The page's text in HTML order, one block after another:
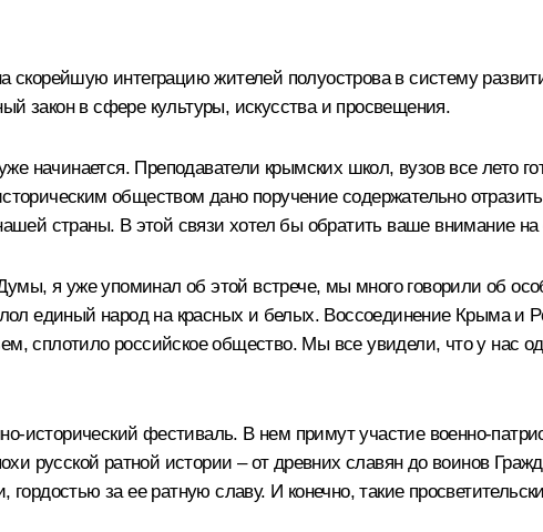
интеграцию жителей полуострова в систему
закон в сфере культуры, искусства и просвещения.
начинается. Преподаватели крымских школ, вузов все лето
обществом дано поручение содержательно
страны. В этой связи хотел бы обратить ваше внимание
я уже упоминал об этой встрече, мы много говорили об
единый народ на красных и белых. Воссоединение Крыма и
сплотило российское общество. Мы все увидели, что у нас
исторический фестиваль. В нем примут участие военно-
русской ратной истории – от древних славян до воинов
за ее ратную славу. И конечно, такие